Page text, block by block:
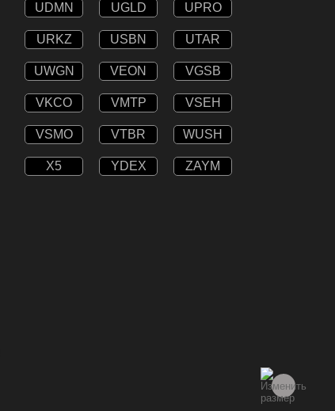
UDMN UGLD UPRO
URKZ USBN UTAR
UWGN VEON VGSB
VKCO VMTP VSEH
VSMO VTBR WUSH
X5 YDEX ZAYM